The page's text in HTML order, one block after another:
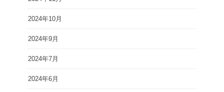
2024年10月
2024年9月
2024年7月
2024年6月